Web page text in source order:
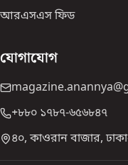
আরএসএস ফিড
যোগাযোগ
+৮৮০ ১৭৮৭-৬৫৬৮৪৭
৪০, কাওরান বাজার,